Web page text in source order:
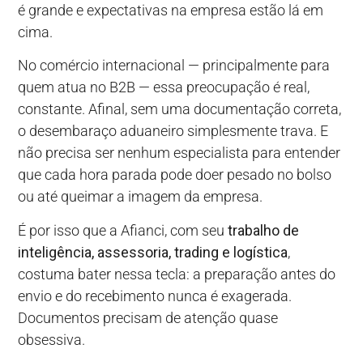
é grande e expectativas na empresa estão lá em
cima.
No comércio internacional — principalmente para
quem atua no B2B — essa preocupação é real,
constante. Afinal, sem uma documentação correta,
o desembaraço aduaneiro simplesmente trava. E
não precisa ser nenhum especialista para entender
que cada hora parada pode doer pesado no bolso
ou até queimar a imagem da empresa.
É por isso que a Afianci, com seutrabalho de
inteligência, assessoria, trading e logística,
costuma bater nessa tecla: a preparação antes do
envio e do recebimento nunca é exagerada.
Documentos precisam de atenção quase
obsessiva.